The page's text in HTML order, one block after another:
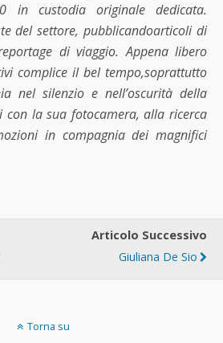
in custodia originale dedicata.
del settore, pubblicandoarticoli di
di viaggio. Appena libero
complice il bel tempo,soprattutto
nel silenzio e nell’oscurità della
con la sua fotocamera, alla ricerca
in compagnia dei magnifici
Articolo Successivo
Giuliana De Sio
Torna su